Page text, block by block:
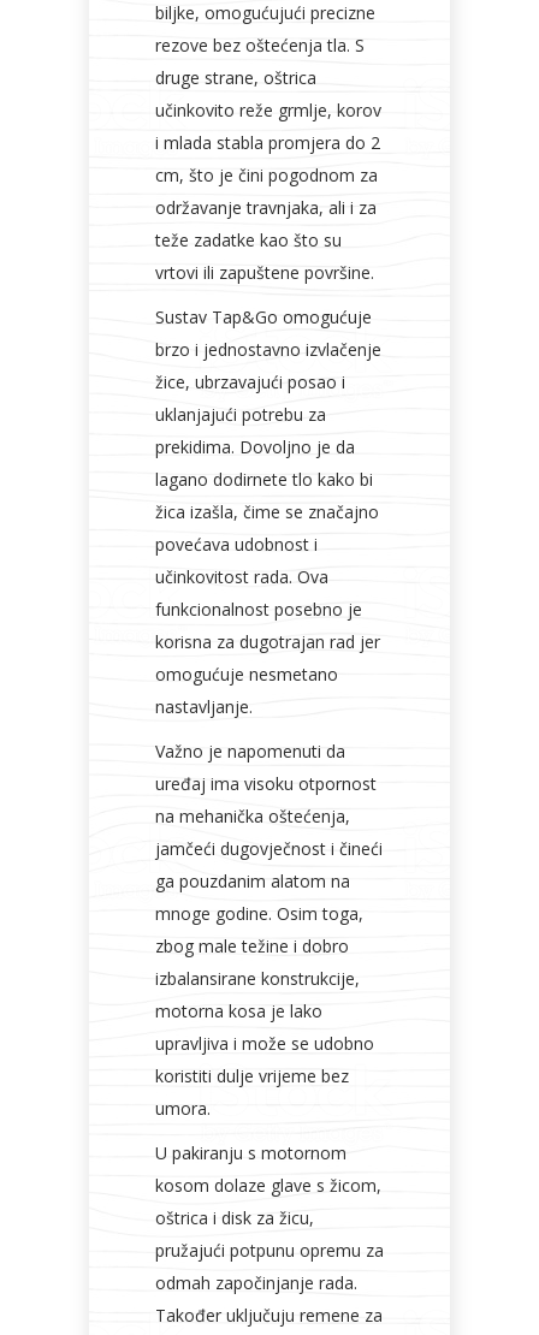
biljke, omogućujući precizne
rezove bez oštećenja tla. S
druge strane, oštrica
učinkovito reže grmlje, korov
i mlada stabla promjera do 2
cm, što je čini pogodnom za
održavanje travnjaka, ali i za
teže zadatke kao što su
vrtovi ili zapuštene površine.
Sustav Tap&Go omogućuje
brzo i jednostavno izvlačenje
žice, ubrzavajući posao i
uklanjajući potrebu za
prekidima. Dovoljno je da
lagano dodirnete tlo kako bi
žica izašla, čime se značajno
povećava udobnost i
učinkovitost rada. Ova
funkcionalnost posebno je
korisna za dugotrajan rad jer
omogućuje nesmetano
nastavljanje.
Važno je napomenuti da
uređaj ima visoku otpornost
na mehanička oštećenja,
jamčeći dugovječnost i čineći
ga pouzdanim alatom na
mnoge godine. Osim toga,
zbog male težine i dobro
izbalansirane konstrukcije,
motorna kosa je lako
upravljiva i može se udobno
koristiti dulje vrijeme bez
umora.
U pakiranju s motornom
kosom dolaze glave s žicom,
oštrica i disk za žicu,
pružajući potpunu opremu za
odmah započinjanje rada.
Također uključuju remene za